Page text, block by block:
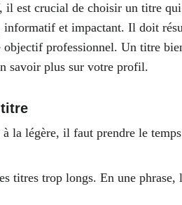
il est crucial de choisir un titre
et impactant. Il doit
professionnel. Un titre
savoir plus sur votre profil.
la légère, il faut prendre le
titres trop longs. En une